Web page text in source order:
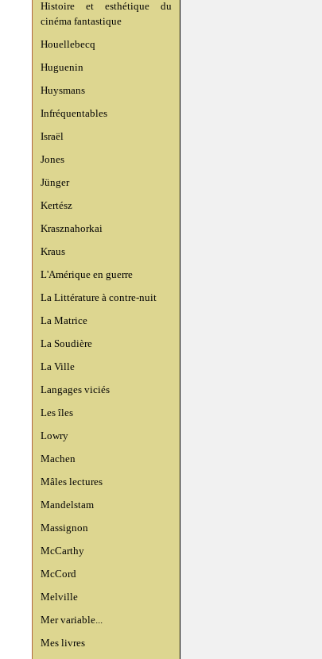
Histoire et esthétique du
cinéma fantastique
Houellebecq
Huguenin
Huysmans
Infréquentables
Israël
Jones
Jünger
Kertész
Krasznahorkai
Kraus
L'Amérique en guerre
La Littérature à contre-nuit
La Matrice
La Soudière
La Ville
Langages viciés
Les îles
Lowry
Machen
Mâles lectures
Mandelstam
Massignon
McCarthy
McCord
Melville
Mer variable...
Mes livres